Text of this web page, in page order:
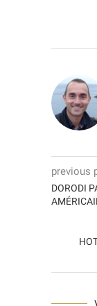
previous
DORODI